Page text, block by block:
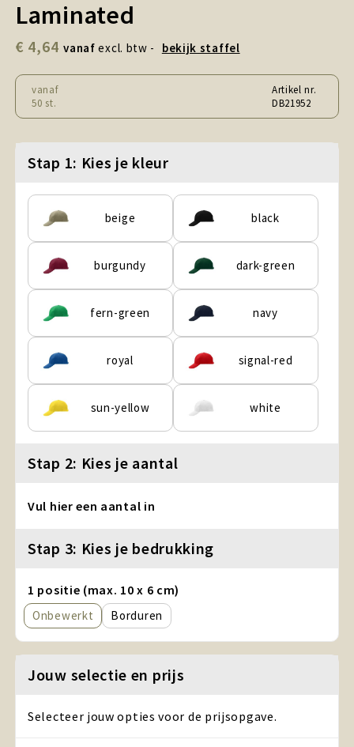
Snoepgoed en Koek
Sport, Spel en Speelgoed
Strand en Zomer
Tassen
Textiel, Kleding en Caps
Wijngeschenken
Laminated
€ 4,64 vanaf excl. btw - bekijk staffel
vanaf
50 st.
Artikel nr.
DB21952
Stap 1: Kies je kleur
beige black
burgundy dark-green
fern-green navy
royal signal-red
sun-yellow white
Stap 2: Kies je aantal
Vul hier een aantal in
Stap 3: Kies je bedrukking
1 positie (max. 10 x 6 cm)
Onbewerkt Borduren
Jouw selectie en prijs
Selecteer jouw opties voor de prijsopgave.